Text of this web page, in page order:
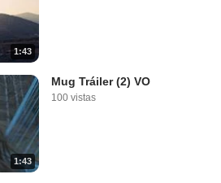
1:43
1:43
Mug Tráiler (2) VO
100 vistas